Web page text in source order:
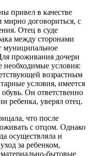
привел в качестве
договориться, с
Отец в суде
между сторонами
муниципальное
проживания дочери
необходимые условия:
возрастным
условия, имеется
Он ответственно
ребенка, уверял отец.
что после
с отцом. Однако
осуществляла и
за ребенком,
материально-бытовые